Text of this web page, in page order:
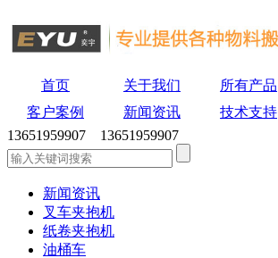
首页 关于我们 所有产品
客户案例
新闻资讯 技术支持
13651959907 13651959907
新闻资讯
叉车夹抱机
纸卷夹抱机
油桶车